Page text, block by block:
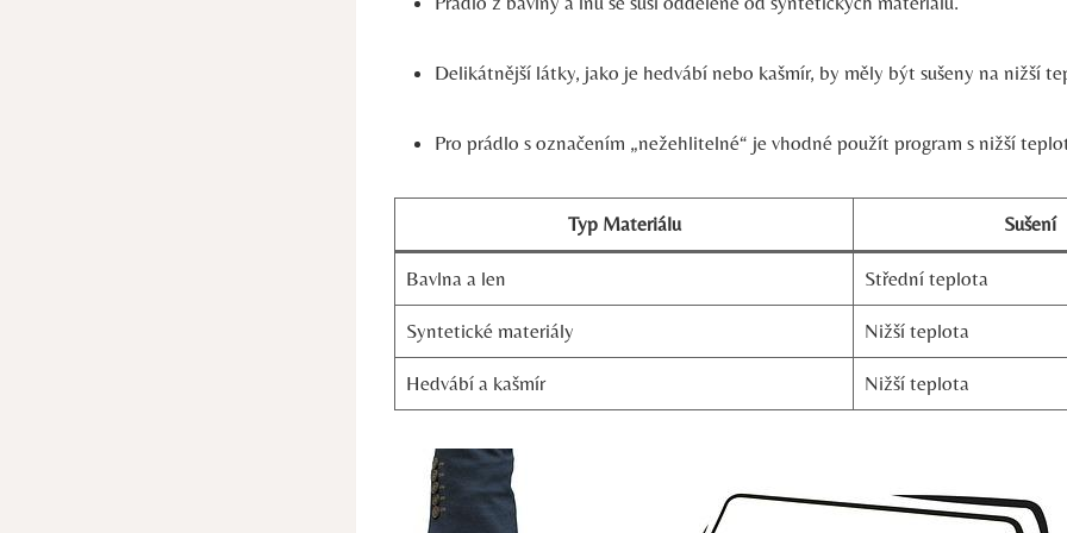
Delikátnější látky, jako je hedvábí nebo kašmír, by měly být sušeny na nižší
Pro prádlo s označením „nežehlitelné“ je vhodné použít program s nižší
Typ Materiálu Sušení
Bavlna a len Střední teplota
Syntetické materiály Nižší teplota
Hedvábí a kašmír Nižší teplota